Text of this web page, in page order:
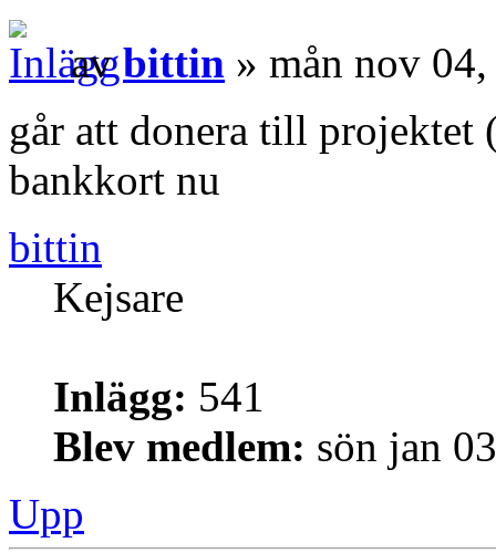
avbittin » mån nov
går att donera till
bankkort nu
bittin
Kejsare
Inlägg: 541
Blev medlem: sön jan
Upp